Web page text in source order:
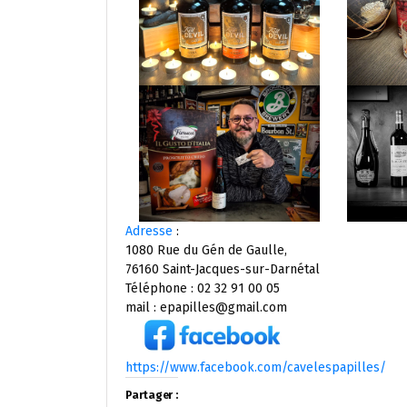
Adresse :
1080 Rue du Gén de Gaulle,
76160 Saint-Jacques-sur-Darnétal
Téléphone : 02 32 91 00 05
mail : epapilles@gmail.com
https://www.facebook.com/cavelespapilles/
Partager :